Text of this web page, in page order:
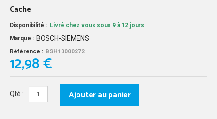
Cache
Disponibilité :
Livré chez vous sous 9 à 12 jours
Marque : BOSCH-SIEMENS
Référence : BSH10000272
12,98 €
Qté : Ajouter au panier